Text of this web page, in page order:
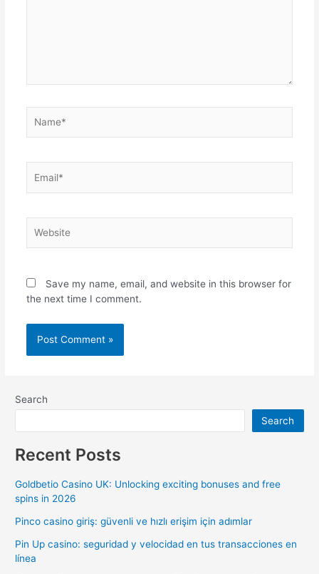
Save my name, email, and website in this browser for
the next time I comment.
Search
Search
Recent Posts
Goldbetio Casino UK: Unlocking exciting bonuses and free
spins in 2026
Pinco casino giriş: güvenli ve hızlı erişim için adımlar
Pin Up casino: seguridad y velocidad en tus transacciones en
línea